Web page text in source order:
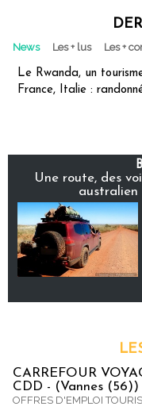
News Les + lus Les +
Le Rwanda, un
France, Italie :
Une route, des
australien
CARREFOUR
CDD - (Vannes (56))
OFFRES D'EMPLOI